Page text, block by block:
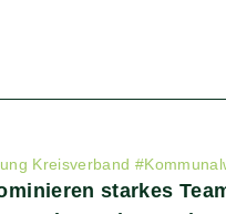
Kreisverband #
starkes